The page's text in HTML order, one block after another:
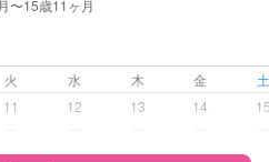
、病後児、ともに不可
〜15歳11ヶ月
火 水 木 金
11 12 13 14